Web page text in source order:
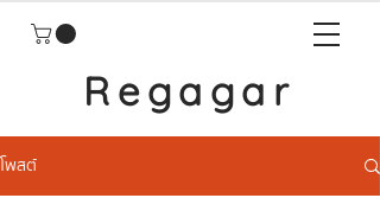
Regagar
โพสต์